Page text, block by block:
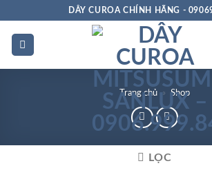
dung
DÂY CUROA CHÍNH HÃNG -
Trang chủ » Shop
LỌC